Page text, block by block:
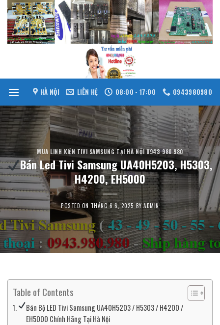
Skip
content
HÀ NỘI LIÊN HỆ 08:00 - 17:00 0943980980
MUA LINH KIỆN TIVI SAMSUNG TẠI HÀ NỘI 0943 980 980
Bán Led Tivi Samsung UA40H5203, H5303,
H4200, EH5000
POSTED ON THÁNG 6 6, 2025 BYADMIN
Table of Contents
Bán Bộ LED Tivi Samsung UA40H5203 / H5303 / H4200 /
EH5000 Chính Hãng Tại Hà Nội